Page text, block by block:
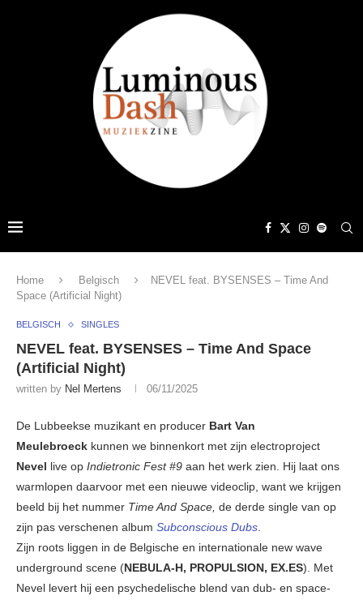
Home Belgisch
NEVEL feat. BYSENSES – Time And
Space (Artificial Night)
BELGISCH SINGLES
NEVEL feat. BYSENSES – Time And Space
(Artificial Night)
written by Nel Mertens 06/11/2025
De Lubbeekse muzikant en producer Bart Van
Meulebroeck kunnen we binnenkort met zijn electroproject
Nevel live op Indietronic Fest #9 aan het werk zien. Hij laat ons
warmlopen daarvoor met een nieuwe videoclip, want we krijgen
beeld bij het nummer Time And Space, de derde single van op
zijn pas verschenen album Subconscious Dubs.
Zijn roots liggen in de Belgische en internationale new wave
underground scene (NEBULA-H, PROPULSION, EX.ES). Met
Nevel levert hij een psychedelische blend van dub- en space-